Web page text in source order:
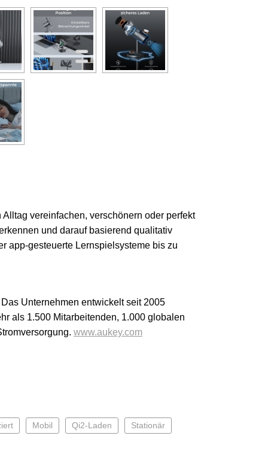
vereinfachen, verschönern oder perfekt
und darauf basierend qualitativ
app-gesteuerte Lernspielsysteme bis zu
Unternehmen entwickelt seit 2005
als 1.500 Mitarbeitenden, 1.000 globalen
www.aukey.com
Mobil Qi2-Laden Stationär